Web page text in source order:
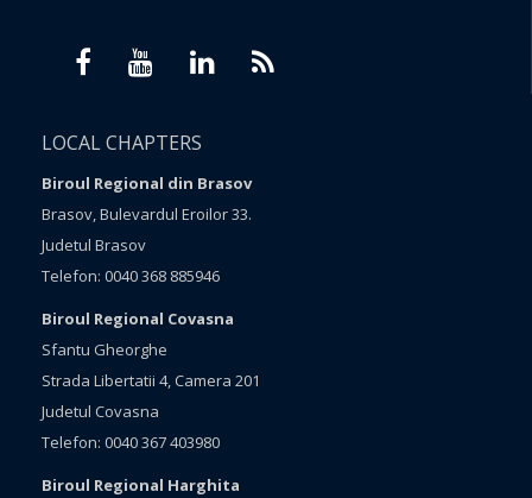
LOCAL CHAPTERS
Biroul Regional din Brasov
Brasov, Bulevardul Eroilor 33.
Judetul Brasov
Telefon: 0040 368 885946
Biroul Regional Covasna
Sfantu Gheorghe
Strada Libertatii 4, Camera 201
Judetul Covasna
Telefon: 0040 367 403980
Biroul Regional Harghita